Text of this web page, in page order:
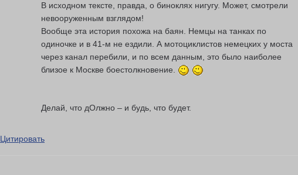
В исходном тексте, правда, о биноклях нигугу. Может, смотрели
невооруженным взглядом!
Вообще эта история похожа на баян. Немцы на танках по
одиночке и в 41-м не ездили. А мотоциклистов немецких у моста
через канал перебили, и по всем данным, это было наиболее
близое к Москве боестолкновение.
Делай, что дОлжно – и будь, что будет.
Цитировать